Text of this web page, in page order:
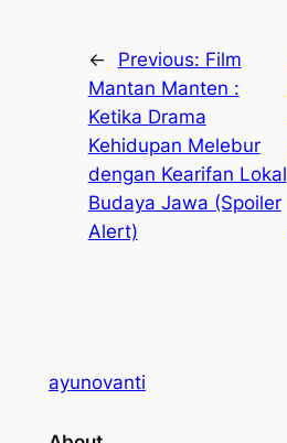
← Previous: Film
Mantan Manten :
Ketika Drama
Kehidupan Melebur
dengan Kearifan Lokal
Budaya Jawa (Spoiler
Alert)
ayunovanti